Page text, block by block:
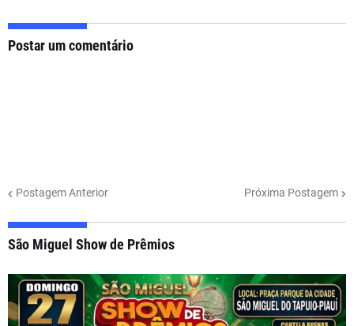
Postar um comentário
Postagem Anterior Próxima Postagem
São Miguel Show de Prêmios